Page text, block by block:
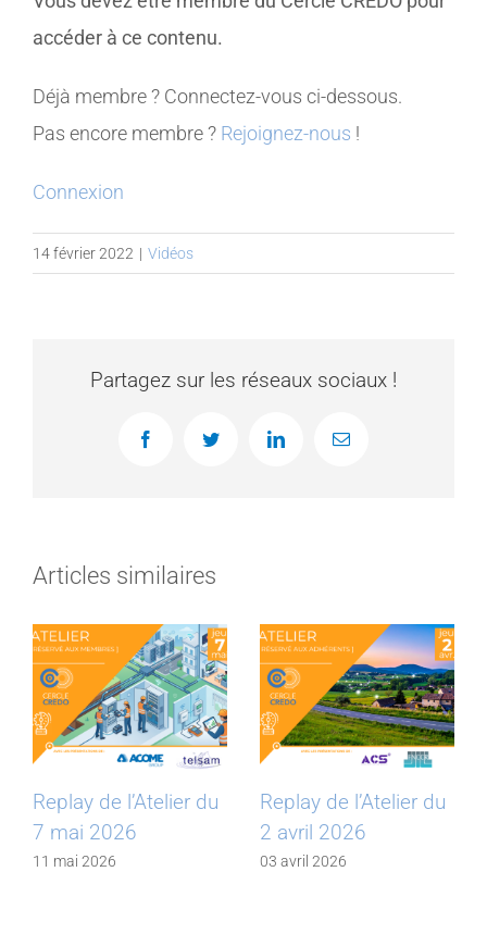
MEMBRES
CONTACT
accéder à ce contenu.
Déjà membre ? Connectez-vous ci-dessous.
Pas encore membre ? Rejoignez-nous !
Connexion
14 février 2022 | Vidéos
Partagez sur les réseaux sociaux !
FacebookTwitter LinkedInEmail
Articles similaires
Replay de l’Atelier du
7 mai 2026
11 mai 2026
Replay de l’Atelier du
2 avril 2026
03 avril 2026